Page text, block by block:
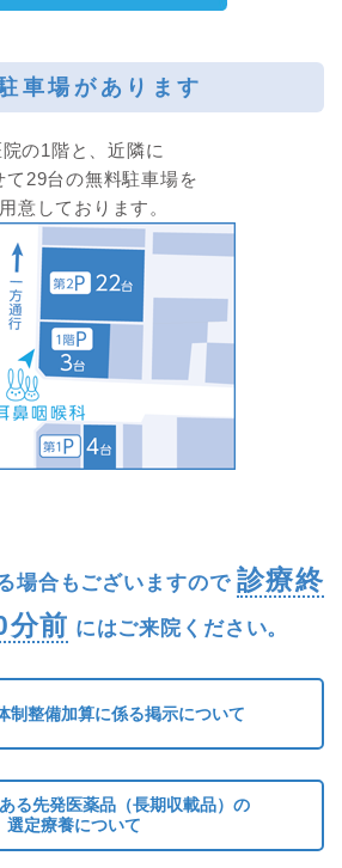
車場があります
院の1階と、近隣に
て29台の無料駐車場を
意しております。
場合もございますので診療終
分前 にはご来院ください。
制整備加算に係る掲示について
る先発医薬品（長期収載品）の
選定療養について